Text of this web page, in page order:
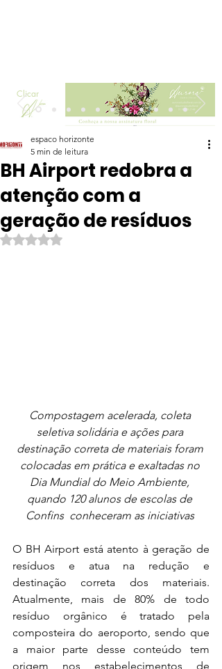
Clicar
BH Airport redobra a
atenção com a
geração de resíduos
espaco horizonte
5 min de leitura
Avaliado com NaN de 5 estrelas.
Compostagem acelerada, coleta
seletiva solidária e ações para
destinação correta de materiais foram
colocadas em prática e exaltadas no
Dia Mundial do Meio Ambiente,
quando 120 alunos de escolas de
Confins  conheceram as iniciativas
O BH Airport está atento à geração de
resíduos e atua na redução e
destinação correta dos materiais.
Atualmente, mais de 80% de todo
resíduo orgânico é tratado pela
composteira do aeroporto, sendo que
a maior parte desse conteúdo tem
origem nos estabelecimentos de